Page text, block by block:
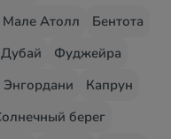
Атолл
Бентота
Дубай
Фуджейра
Энгордани
Капрун
берег